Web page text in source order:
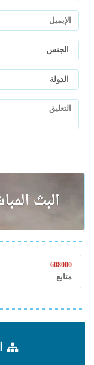
608000
متابع